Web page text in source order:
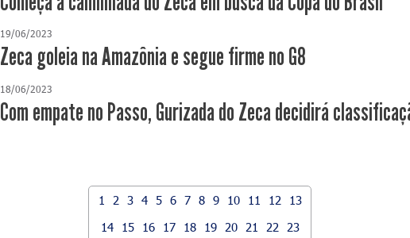
19/06/2023
Zeca goleia na Amazônia e segue firme no G8
18/06/2023
Com empate no Passo, Gurizada do Zeca decidirá
1 2 3 4 5 6 7 8 9 10 11 12
13
14
15 16 17 18 19 20 21 22
23